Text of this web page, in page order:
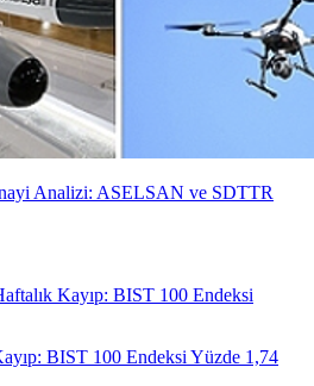
Analizi: ASELSAN ve SDTTR
BIST 100 Endeksi Yüzde 1,74